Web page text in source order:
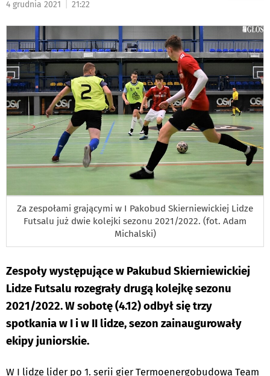
4 grudnia 2021 21:22
Za zespołami grającymi w I Pakobud Skierniewickiej Lidze
Futsalu już dwie kolejki sezonu 2021/2022. (fot. Adam
Michalski)
Zespoły występujące w Pakubud Skierniewickiej
Lidze Futsalu rozegrały drugą kolejkę sezonu
2021/2022. W sobotę (4.12) odbył się trzy
spotkania w I i w II lidze, sezon zainaugurowały
ekipy juniorskie.
W I lidze lider po 1. serii gier Termoenergobudowa Team